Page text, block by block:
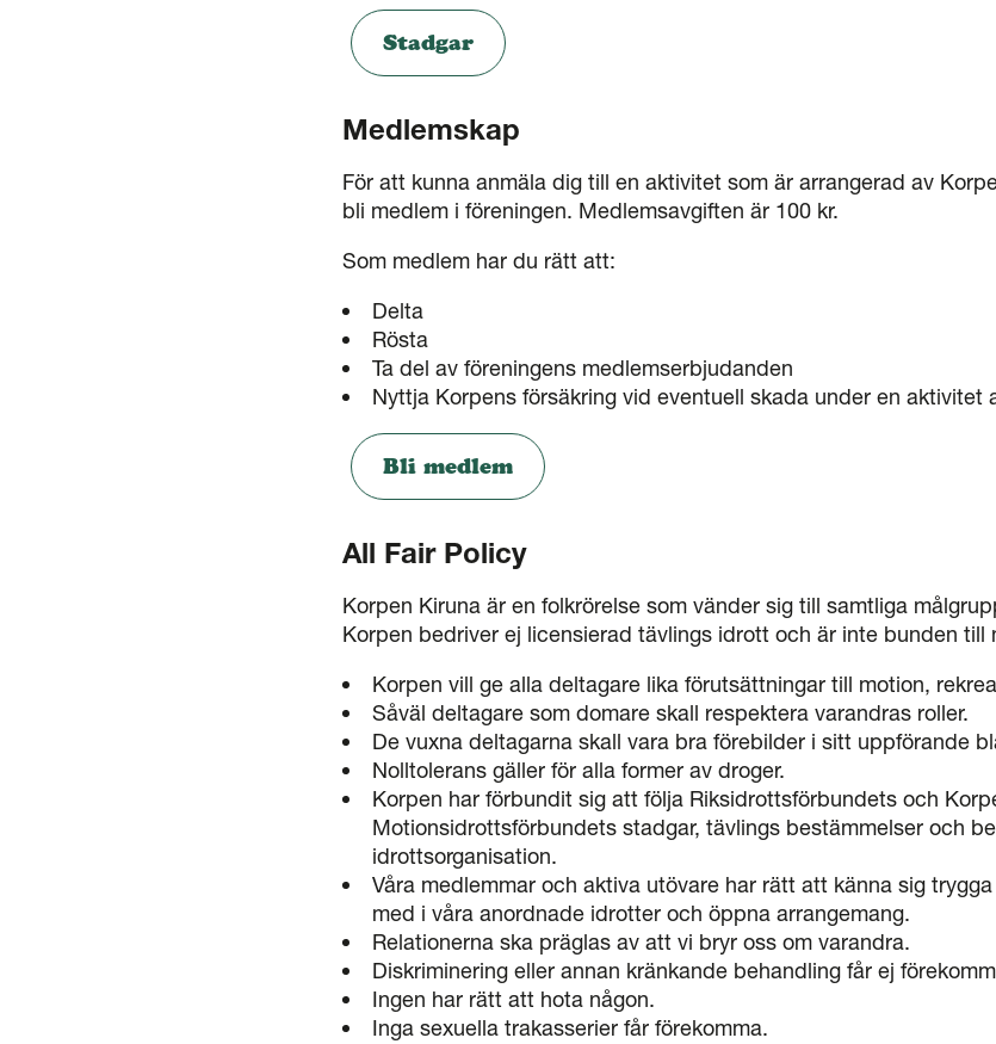
Stadgar
Medlemskap
För att kunna anmäla dig till en aktivitet som är arrangerad av
bli medlem i föreningen. Medlemsavgiften är 100 kr.
Som medlem har du rätt att:
Delta
Rösta
Ta del av föreningens medlemserbjudanden
Nyttja Korpens försäkring vid eventuell skada under en aktivitet
Bli medlem
All Fair Policy
Korpen Kiruna är en folkrörelse som vänder sig till samtliga
Korpen bedriver ej licensierad tävlings idrott och är inte bunden till
Korpen vill ge alla deltagare lika förutsättningar till motion,
Såväl deltagare som domare skall respektera varandras roller.
De vuxna deltagarna skall vara bra förebilder i sitt uppförande
Nolltolerans gäller för alla former av droger.
Korpen har förbundit sig att följa Riksidrottsförbundets och
Motionsidrottsförbundets stadgar, tävlings bestämmelser och
idrottsorganisation.
Våra medlemmar och aktiva utövare har rätt att känna sig
med i våra anordnade idrotter och öppna arrangemang.
Relationerna ska präglas av att vi bryr oss om varandra.
Diskriminering eller annan kränkande behandling får ej
Ingen har rätt att hota någon.
Inga sexuella trakasserier får förekomma.